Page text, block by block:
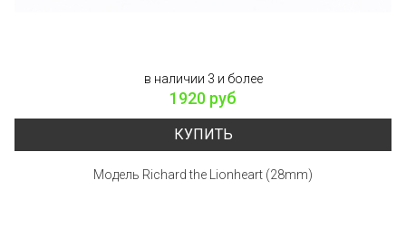
в наличии 3 и более
1920 руб
КУПИТЬ
Модель Richard the Lionheart (28mm)